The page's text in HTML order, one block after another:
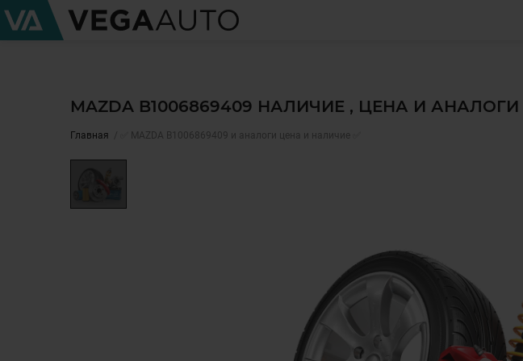
MAZDA B1006869409 НАЛИЧИЕ , ЦЕНА И
Главная ✅ MAZDA B1006869409 и аналоги цена и наличие ✅